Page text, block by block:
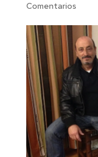
Comentarios